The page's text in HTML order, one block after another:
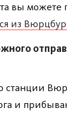
вы можете
из
станции
и